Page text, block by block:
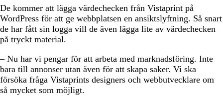
De kommer att lägga värdechecken från Vistaprint på
WordPress för att ge webbplatsen en ansiktslyftning. Så snart
de har fått sin logga vill de även lägga lite av värdechecken
på tryckt material.
– Nu har vi pengar för att arbeta med marknadsföring. Inte
bara till annonser utan även för att skapa saker. Vi ska
försöka fråga Vistaprints designers och webbutvecklare om
så mycket som möjligt.